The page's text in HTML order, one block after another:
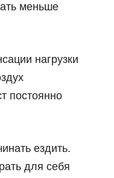
меньше
нагрузки
постоянно
ездить.
для себя